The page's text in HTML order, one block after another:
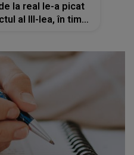
la real le-a picat
al III-lea, în timp